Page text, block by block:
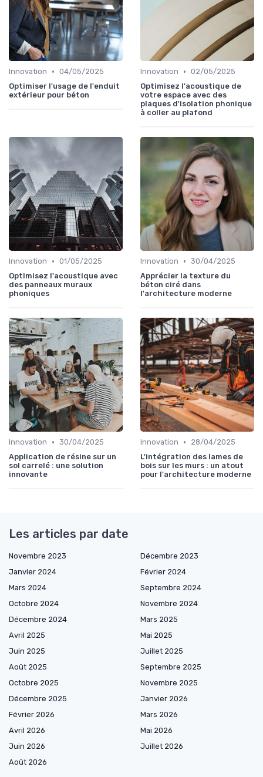
Innovation • 04/05/2025
Optimiser l'usage de l'enduit
extérieur pour béton
Innovation • 02/05/2025
Optimisez l'acoustique de
votre espace avec des
plaques d'isolation phonique
à coller au plafond
Innovation • 01/05/2025
Optimisez l'acoustique avec
des panneaux muraux
phoniques
Innovation • 30/04/2025
Apprécier la texture du
béton ciré dans
l'architecture moderne
Innovation • 30/04/2025
Application de résine sur un
sol carrelé : une solution
innovante
Innovation •
28/04/2025
L'intégration des lames de
bois sur les murs : un atout
pour l'architecture moderne
Les articles par date
Novembre 2023
Décembre 2023
Janvier 2024
Février 2024
Mars 2024
Septembre 2024
Octobre 2024
Novembre 2024
Décembre 2024
Mars 2025
Avril 2025
Mai 2025
Juin 2025
Juillet 2025
Août 2025
Septembre 2025
Octobre 2025
Novembre 2025
Décembre 2025
Janvier 2026
Février 2026
Mars 2026
Avril 2026
Mai 2026
Juin 2026
Juillet 2026
Août 2026